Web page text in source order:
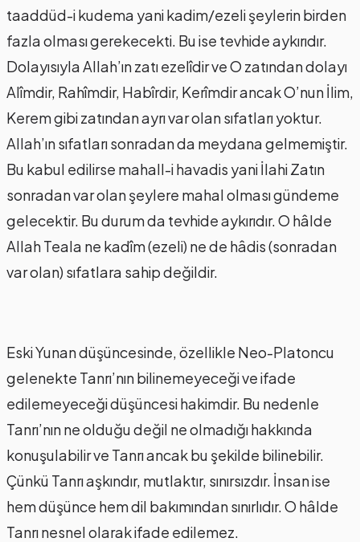
taaddüd-i kudema yani kadim/ezeli şeylerin birden
fazla olması gerekecekti. Bu ise tevhide aykırıdır.
Dolayısıyla Allah’ın zatı ezelîdir ve O zatından dolayı
Alîmdir, Rahîmdir, Habîrdir, Kerîmdir ancak O’nun İlim,
Kerem gibi zatından ayrı var olan sıfatları yoktur.
Allah’ın sıfatları sonradan da meydana gelmemiştir.
Bu kabul edilirse mahall-i havadis yani İlahi Zatın
sonradan var olan şeylere mahal olması gündeme
gelecektir. Bu durum da tevhide aykırıdır. O hâlde
Allah Teala ne kadîm (ezeli) ne de hâdis (sonradan
var olan) sıfatlara sahip değildir.
Eski Yunan düşüncesinde, özellikle Neo-Platoncu
gelenekte Tanrı’nın bilinemeyeceği ve ifade
edilemeyeceği düşüncesi hakimdir. Bu nedenle
Tanrı’nın ne olduğu değil ne olmadığı hakkında
konuşulabilir ve Tanrı ancak bu şekilde bilinebilir.
Çünkü Tanrı aşkındır, mutlaktır, sınırsızdır. İnsan ise
hem düşünce hem dil bakımından sınırlıdır. O hâlde
Tanrı nesnel olarak ifade edilemez.